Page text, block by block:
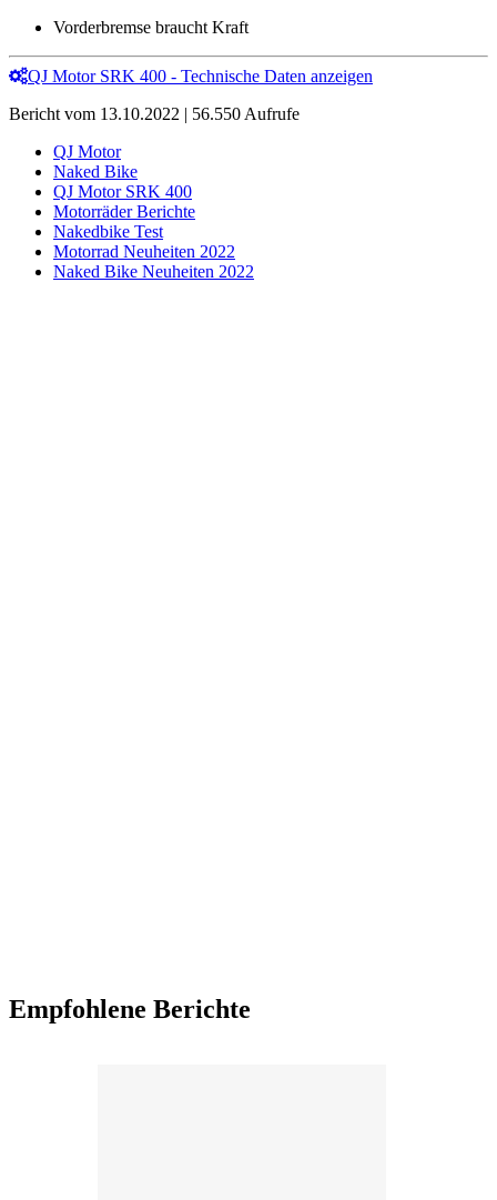
Vorderbremse braucht Kraft
QJ Motor SRK 400 - Technische Daten anzeigen
Bericht vom 13.10.2022 | 56.550 Aufrufe
QJ Motor
Naked Bike
QJ Motor SRK 400
Motorräder Berichte
Nakedbike Test
Motorrad Neuheiten 2022
Naked Bike Neuheiten 2022
Empfohlene Berichte